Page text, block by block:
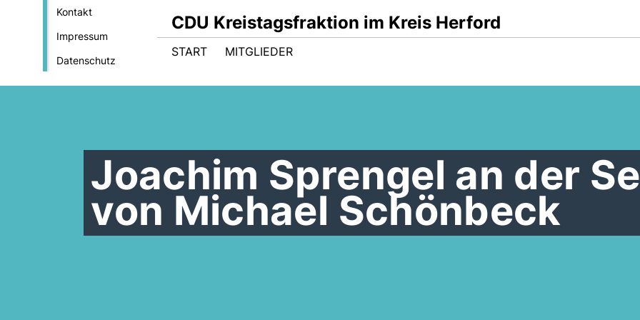
Kontakt
Impressum
Datenschutz
CDU Kreistagsfraktion im Kreis Herford
START MITGLIEDER
Joachim Sprengel an der
von Michael Schönbeck